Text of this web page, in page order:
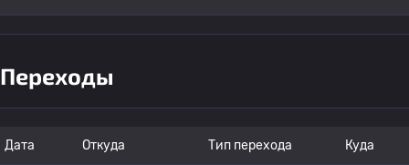
Переходы
Дата Откуда Тип перехода Куда